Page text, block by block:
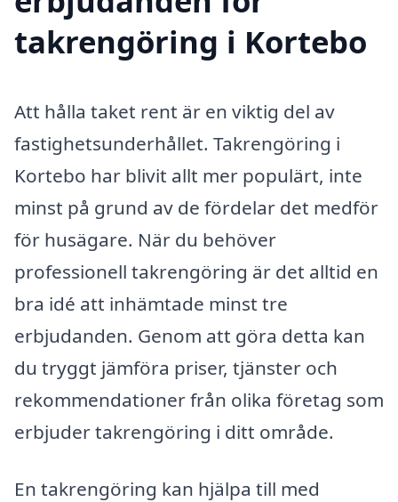
takrengöring i Kortebo
Att hålla taket rent är en viktig del av
fastighetsunderhållet. Takrengöring i
Kortebo har blivit allt mer populärt, inte
minst på grund av de fördelar det medför
för husägare. När du behöver
professionell takrengöring är det alltid en
bra idé att inhämtade minst tre
erbjudanden. Genom att göra detta kan
du tryggt jämföra priser, tjänster och
rekommendationer från olika företag som
erbjuder takrengöring i ditt område.
En takrengöring kan hjälpa till med